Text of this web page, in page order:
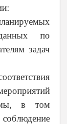
по
задач
в том